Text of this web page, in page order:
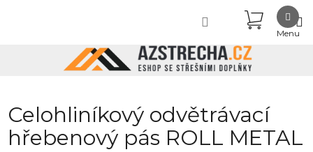
KOŠÍK
Celohliníkový odvětrávací
hřebenový pás ROLL METAL